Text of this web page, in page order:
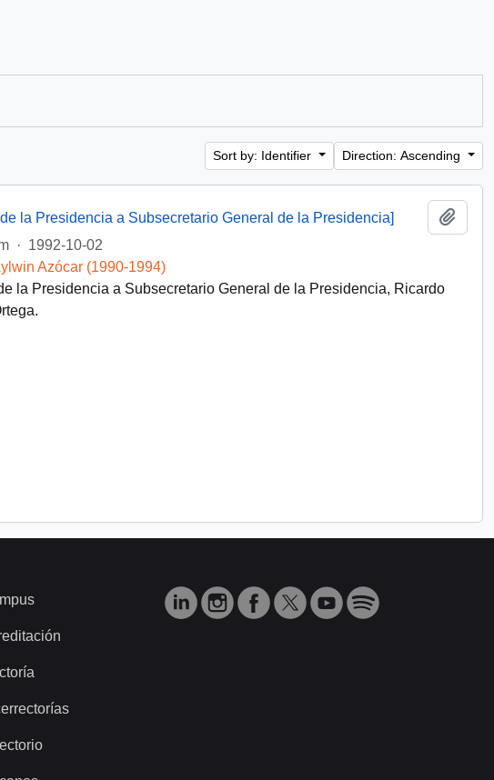
Sort by: Identifier Direction: Ascending
la Presidencia a Subsecretario General de la Presidencia]
· 1992-10-02
Azócar (1990-1994)
la Presidencia a Subsecretario General de la Presidencia, Ricardo